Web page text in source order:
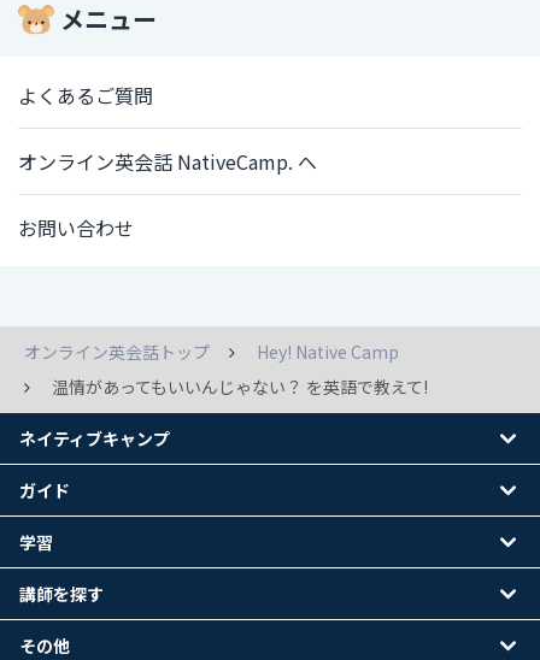
メニュー
よくあるご質問
オンライン英会話 NativeCamp. へ
お問い合わせ
オンライン英会話トップ
Hey! Native Camp
温情があってもいいんじゃない？ を英語で教えて!
ネイティブキャンプ
ガイド
学習
講師を探す
その他